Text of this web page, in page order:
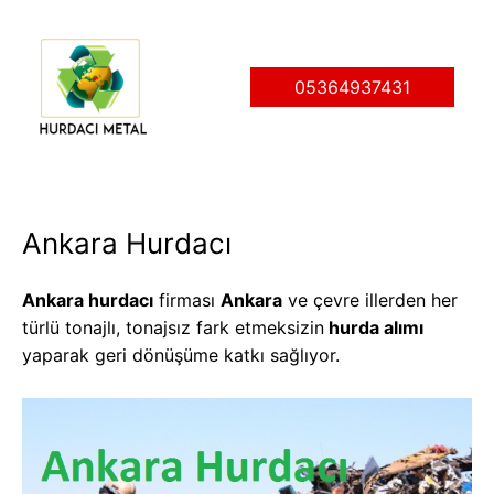
05364937431
Ankara Hurdacı
Ankara hurdacı firması Ankara ve çevre illerden her
türlü tonajlı, tonajsız fark etmeksizin hurda alımı
yaparak geri dönüşüme katkı sağlıyor.